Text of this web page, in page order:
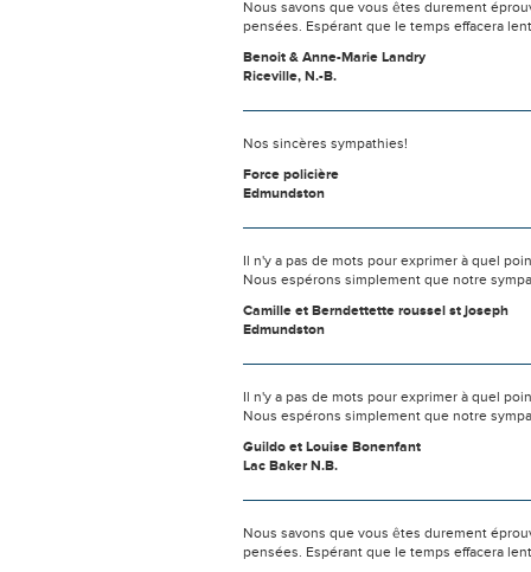
Nous savons que vous êtes durement
pensées. Espérant que le temps effacera
Benoit & Anne-Marie Landry
Riceville, N.-B.
Nos sincères sympathies!
Force policière
Edmundston
Il n'y a pas de mots pour exprimer à quel
Nous espérons simplement que notre
Camille et Berndettette roussel st joseph
Edmundston
Il n'y a pas de mots pour exprimer à quel
Nous espérons simplement que notre
Guildo et Louise Bonenfant
Lac Baker N.B.
Nous savons que vous êtes durement
pensées. Espérant que le temps effacera